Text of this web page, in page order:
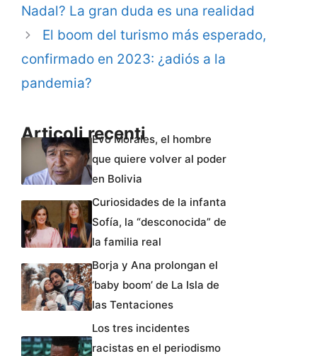
Nadal? La gran duda es una realidad
El boom del turismo más esperado,
confirmado en 2023: ¿adiós a la
pandemia?
Articoli recentiEvo Morales, el hombre
que quiere volver al poder
en Bolivia
Curiosidades de la infanta
Sofía, la “desconocida” de
la familia real
Borja y Ana prolongan el
‘baby boom’ de La Isla de
las Tentaciones
Los tres incidentes
racistas en el periodismo